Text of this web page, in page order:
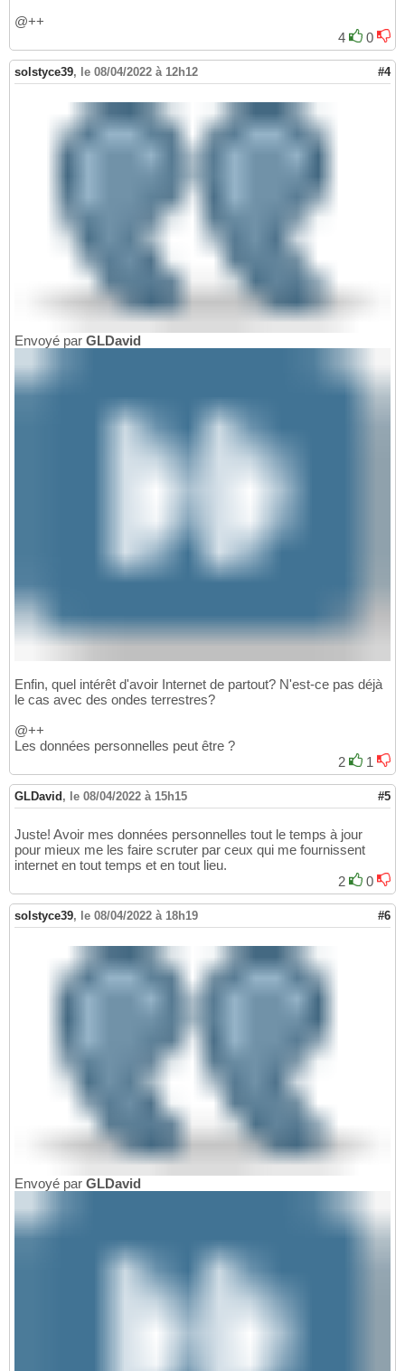
@++
4
0
solstyce39, le 08/04/2022 à 12h12 #4
Envoyé par GLDavid
Enfin, quel intérêt d'avoir Internet de partout? N'est-ce pas déjà
le cas avec des ondes terrestres?
@++
Les données personnelles peut être ?
2
1
GLDavid , le 08/04/2022 à 15h15 #5
Juste! Avoir mes données personnelles tout le temps à jour
pour mieux me les faire scruter par ceux qui me fournissent
internet en tout temps et en tout lieu.
2
0
solstyce39, le 08/04/2022 à 18h19 #6
Envoyé par GLDavid